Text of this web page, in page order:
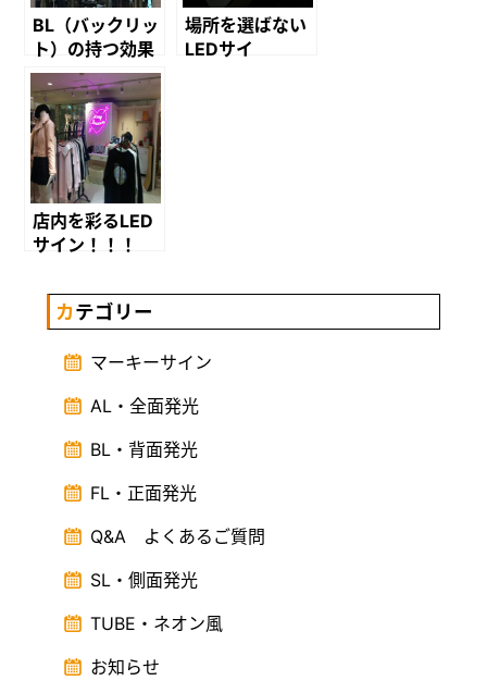
カテゴリー
マーキーサイン
AL・全面発光
BL・背面発光
FL・正面発光
Q&A よくあるご質問
SL・側面発光
TUBE・ネオン風
お知らせ
BL（バックリッ
ト）の持つ効果
場所を選ばない
LEDサイ
店内を彩るLED
サイン！！！